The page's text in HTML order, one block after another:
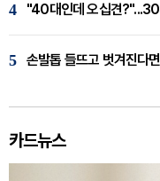
4 "40대인데 오십견
5 손발톱 들뜨고 벗겨진다
카드뉴스